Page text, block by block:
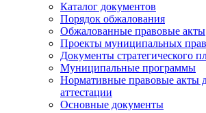
Каталог документов
Порядок обжалования
Обжалованные правовые акты
Проекты муниципальных
Документы стратегического
Муниципальные программы
Нормативные правовые акты
аттестации
Основные документы